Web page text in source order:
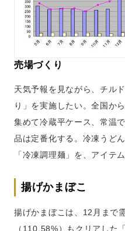
売場づくり
天気予報を見ながら、チル
り」を実施したい。全国か
集めて冷蔵平ケース、常温
品は定番化する。冷凍うど
「冷凍調理麺」を、アイテ
揚げかまぼこ
揚げかまぼこは、12月まで
（110.58%）もクリアした